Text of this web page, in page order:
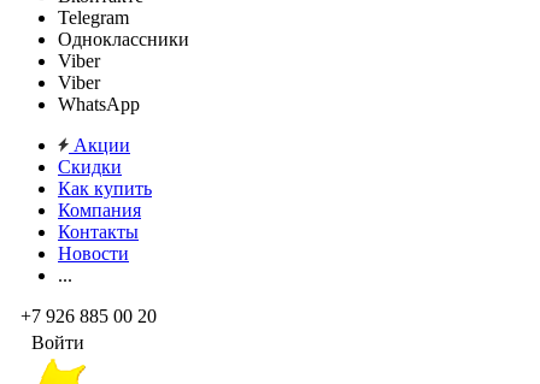
Telegram
Одноклассники
Viber
Viber
WhatsApp
Акции
Скидки
Как купить
Компания
Контакты
Новости
...
+7 926 885 00 20
Войти